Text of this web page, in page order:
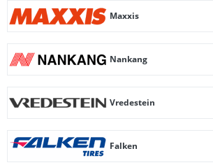
Maxxis
Nankang
Vredestein
Falken